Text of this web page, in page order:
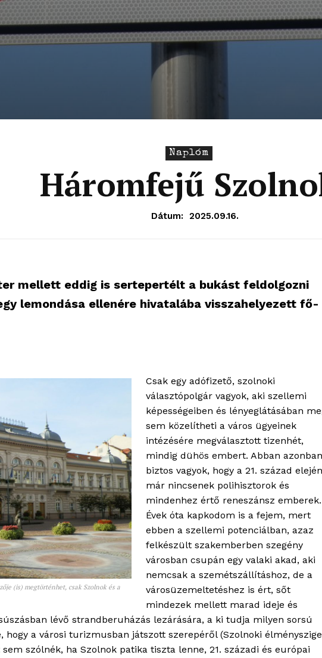
Naplóm
Háromfejű
Dátum: 2025.09.16.
mellett eddig is sertepertélt a bukást feldolgozni
lemondása ellenére hivatalába visszahelyezett fő-
(is) megtörténhet, csak Szolnok és a
Csak egy adófizető, szolnoki
választópolgár vagyok, aki szellemi
képességeiben és lényeglátásában
sem közelítheti a város ügyeinek
intézésére megválasztott tizenhét,
mindig dühös embert. Abban azonban
biztos vagyok, hogy a 21. század elején
már nincsenek polihisztorok és
mindenhez értő reneszánsz emberek.
Évek óta kapkodom is a fejem, mert
ebben a szellemi potenciálban, azaz
felkészült szakemberben szegény
városban csupán egy valaki akad, aki
nemcsak a szemétszállításhoz, de a
városüzemeltetéshez is ért, sőt
mindezek mellett marad ideje és
lévő strandberuházás lezárására, a ki tudja milyen sorsú
hogy a városi turizmusban játszott szerepéről (Szolnoki
szólnék, ha Szolnok patika tiszta lenne, 21. századi és európai